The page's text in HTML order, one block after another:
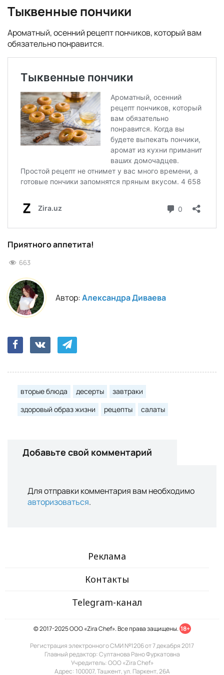
Тыквенные пончики
Ароматный, осенний рецепт пончиков, который вам
обязательно понравится.
Приятного аппетита!
663
Автор:Александра Диваева
вторые блюда десерты
завтраки
здоровый образ жизни
рецепты салаты
Добавьте свой комментарий
Для отправки комментария вам необходимо
авторизоваться.
Реклама
Контакты
Telegram-канал
© 2017-2025 ООО «Zira Chef». Все права защищены. 18+
Регистрация электронного СМИ №1206 от 7 декабря 2017
Главный редактор: Султанова Рано Фуркатовна
Учредитель: ООО «Zira Chef»
Адрес: 100007, Ташкент, ул. Паркент, 26А